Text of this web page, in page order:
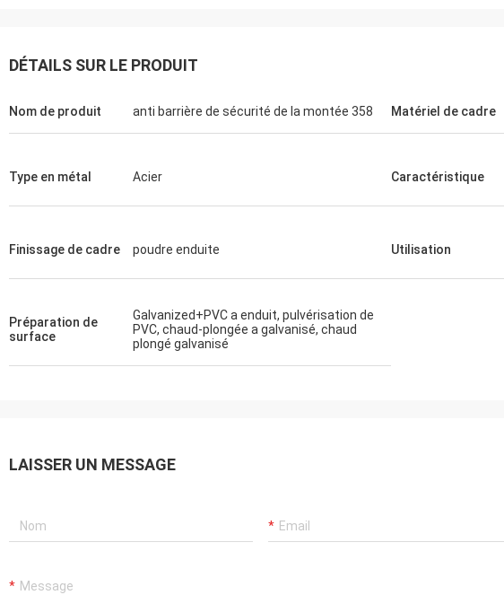
est arrivé en bon état!
J'ai eu un échantillon en temps
une excellente communication!
DÉTAILS SUR LE PRODUIT
Nom de produit anti barrière de sécurité de la montée 358 Matériel de cadre
Type en métal Acier Caractéristique
Finissage de cadre poudre enduite Utilisation
Préparation de
surface
Galvanized+PVC a enduit, pulvérisation de
PVC, chaud-plongée a galvanisé, chaud
plongé galvanisé
LAISSER UN MESSAGE